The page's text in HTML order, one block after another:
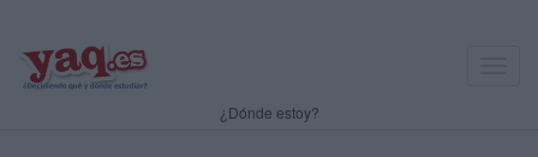
¿Dónde estoy?